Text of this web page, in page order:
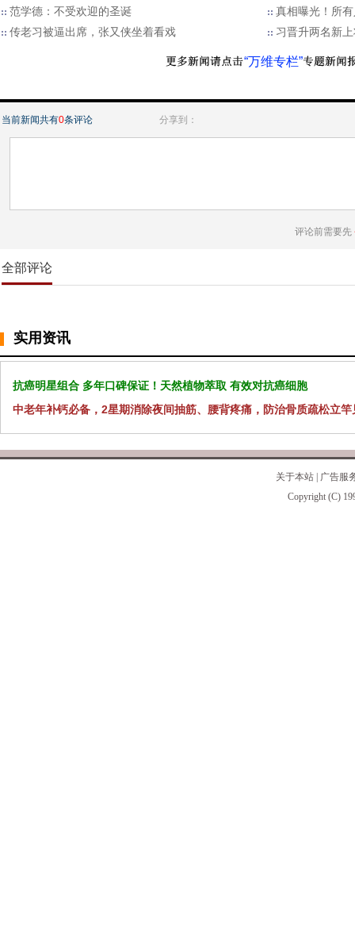
范学德：不受欢迎的圣诞
真相曝光！所
传老习被逼出席，张又侠坐着看戏
习晋升两名新
“万维专栏”
当前新闻共有0条评论 分享到：
评论前需要先
全部评论
实用资讯
抗癌明星组合 多年口碑保证！天然植物萃取 有效对抗癌细胞
中老年补钙必备，2星期消除夜间抽筋、腰背疼痛，防治骨质疏松立竿
关于本站
广告服
Copyright (C)